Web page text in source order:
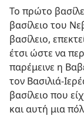
Το πρώτο
βασίλειο του
βασίλειο,
έτσι ώστε να
παρέμεινε η
τον Βασιλιά-
βασίλειο που
και αυτή μια